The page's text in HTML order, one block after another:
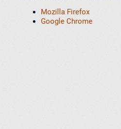
Mozilla Firefox
Google Chrome